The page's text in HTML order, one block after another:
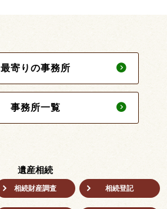
最寄りの事務所
事務所一覧
遺産相続
相続財産調査 相続登記